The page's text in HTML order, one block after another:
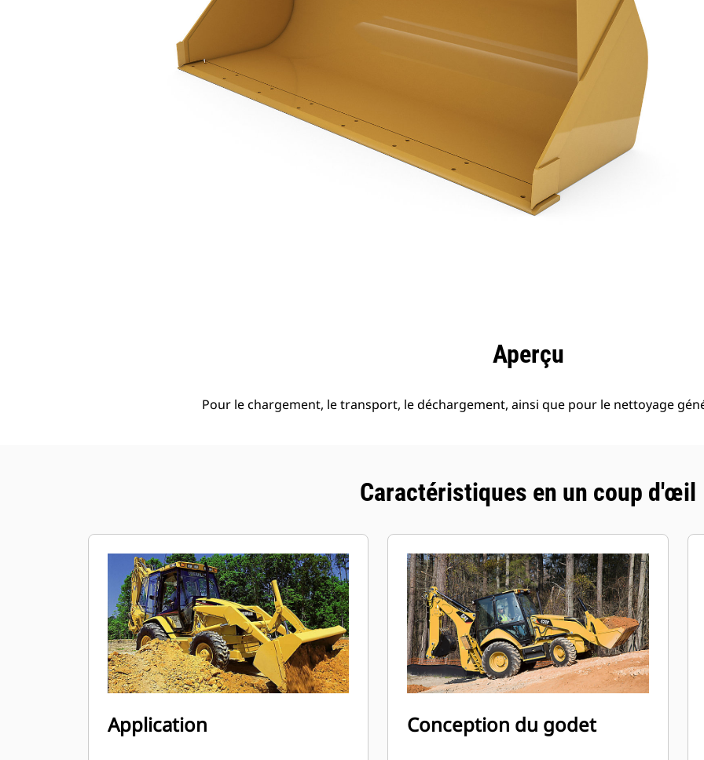
Aperçu
Pour le chargement, le transport, le déchargement, ainsi que pour le nettoyage
Caractéristiques en un coup d'œil
Application Conception du godet